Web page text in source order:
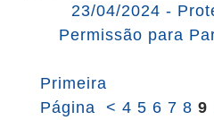
23/04/2024 -
Permissão para
Primeira
Página
< 4 5 6 7 8 9